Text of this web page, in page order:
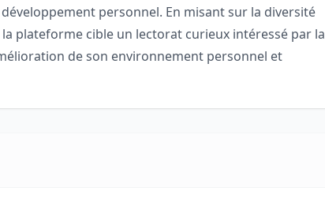
personnel. En misant sur la diversité
plateforme cible un lectorat curieux intéressé par la
de son environnement personnel et